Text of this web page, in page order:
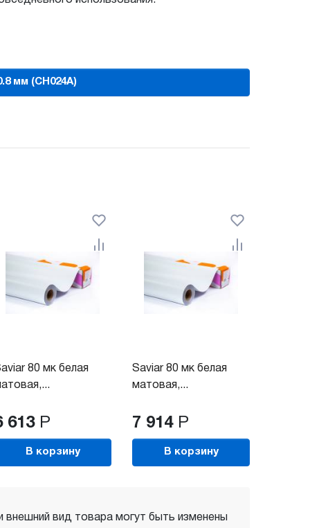
Купить HP Everyday Adhesive Matte Polypropylene 120 г/м2, 0.914x122 м, 50.8 мм (CH024A)
80 мк белая
613 Р
В корзину
Saviar 80 мк белая
матовая,...
7 914 Р
В корзину
внешний вид товара могут быть изменены